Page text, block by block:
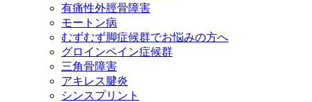
有痛性外脛骨障害
モートン病
むずむず脚症候群でお悩みの方へ
グロインペイン症候群
三角骨障害
アキレス腱炎
シンスプリント